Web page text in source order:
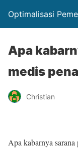
Optimalisasi
Apa
medis
Christian
Apa kabarnya